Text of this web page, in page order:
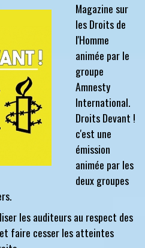
Magazine sur
les Droits de
l'Homme
animée par le
groupe
Amnesty
International.
Droits Devant !
c'est une
émission
animée par les
deux groupes
les auditeurs au respect des
faire cesser les atteintes